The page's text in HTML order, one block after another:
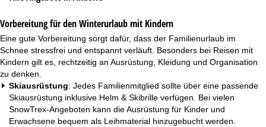
Vorbereitung für den Winterurlaub mit Kindern
Eine gute Vorbereitung sorgt dafür, dass der Familienurlaub im
Schnee stressfrei und entspannt verläuft. Besonders bei Reisen mit
Kindern gilt es, rechtzeitig an Ausrüstung, Kleidung und Organisation
zu denken.
Skiausrüstung: Jedes Familienmitglied sollte über eine passende
Skiausrüstung inklusive Helm & Skibrille verfügen. Bei vielen
SnowTrex-Angeboten kann die Ausrüstung für Kinder und
Erwachsene bequem als Leihmaterial hinzugebucht werden.